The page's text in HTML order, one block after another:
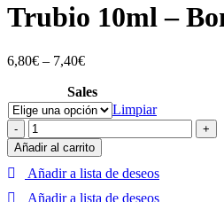
Trubio 10ml –
6,80€ – 7,40€
Sales
Limpiar
-
Trubio
10ml
-
Bombo
Nic
+
Añadir al carrito
Añadir a lista de deseos
Añadir a lista de deseos